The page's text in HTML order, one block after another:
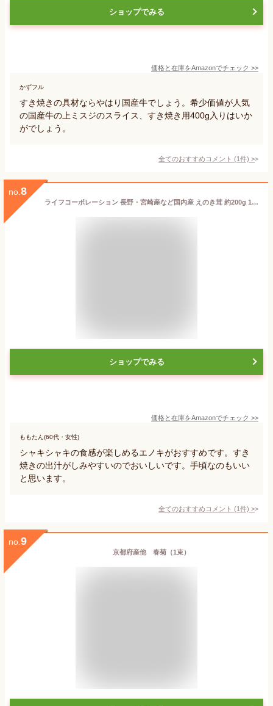
ショップでみる
価格と在庫をAmazonでチェック >>
かずフル
すき焼きの具材ならやはり国産牛でしょう。希少価値が人気
の国産牛の上ミスジのスライス、すき焼き用400g入りはいか
がでしょう。
全てのおすすめコメント (1件) >
no. 8
ライフコーポレーション 長野・宮崎産など国内産 えのき茸 約200g 1パック
ショップでみる
価格と在庫をAmazonでチェック >>
ももたん(60代・女性)
シャキシャキの食感が楽しめるエノキがおすすめです。すき
焼きの出汁がしみやすいのでおいしいです。手頃なのもいい
と思います。
全てのおすすめコメント (1件) >
no. 9
京都府産他 春菊（1束）